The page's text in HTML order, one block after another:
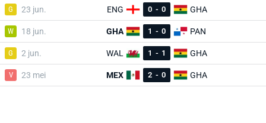
G 23 jun. ENG 0 - 0 GHA
W 18 jun. GHA 1 - 0 PAN
G 2 jun. WAL 1 - 1 GHA
V 23 mei MEX 2 - 0 GHA